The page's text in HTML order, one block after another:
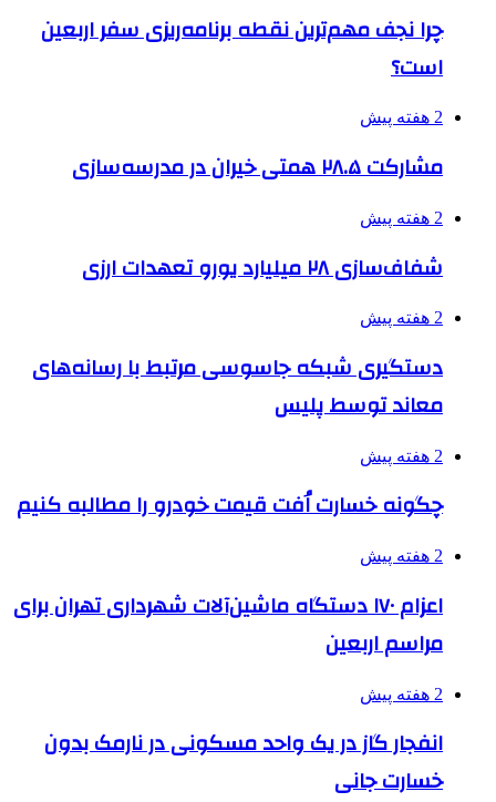
چرا نجف مهم‌ترین نقطه برنامه‌ریزی سفر اربعین
است؟
2 هفته پیش
مشارکت ۲۸.۵ همتی خیران در مدرسه‌سازی
2 هفته پیش
شفاف‌سازی ۲۸ میلیارد یورو تعهدات ارزی
2 هفته پیش
دستگیری شبکه جاسوسی مرتبط با رسانه‌های
معاند توسط پلیس
2 هفته پیش
چگونه خسارت اُفت قیمت خودرو را مطالبه کنیم
2 هفته پیش
اعزام ۱۷۰ دستگاه ماشین‌آلات شهرداری تهران برای
مراسم اربعین
2 هفته پیش
انفجار گاز در یک واحد مسکونی در نارمک بدون
خسارت جانی